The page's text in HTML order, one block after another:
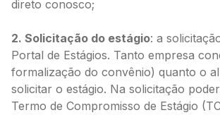
direto conosco;
2. Solicitação do estágio: a
Portal de Estágios. Tanto empresa
formalização do convênio) quanto o
solicitar o estágio. Na solicitação
Termo de Compromisso de Estágio